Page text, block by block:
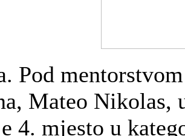
Pod
Mateo Nikolas,
4. mjesto u